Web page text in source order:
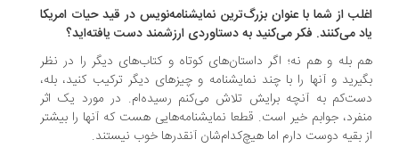
از شما با عنوان بزرگ‌ترین نمایشنامه‌نویس در قید حیات امریکا
می‌کنند. فکر می‌کنید به دستاوردی ارزشمند دست یافته‌اید؟
بله و هم نه؛ اگر داستان‌های کوتاه و کتاب‌های دیگر را در نظر
و آنها را با چند نمایشنامه و چیزهای دیگر ترکیب کنید، بله،
به آنچه برایش تلاش می‌کنم رسیده‌ام. در مورد یک اثر
جوابم خیر است. قطعا نمایشنامه‌هایی هست که آنها را بیشتر
بقیه دوست دارم اما هیچ‌کدام‌شان آنقدرها خوب نیستند.